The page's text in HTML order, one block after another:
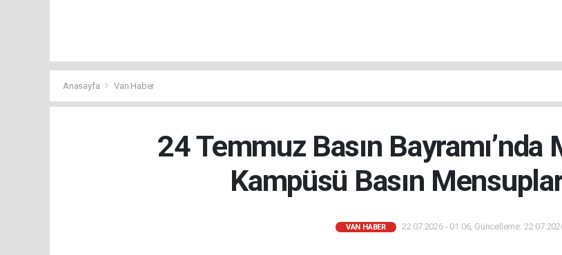
Anasayfa Van Haber
24 Temmuz Basın Bayramı’nda
Kampüsü Basın
VAN HABER 22.07.2026 - 01:06, Güncelleme: